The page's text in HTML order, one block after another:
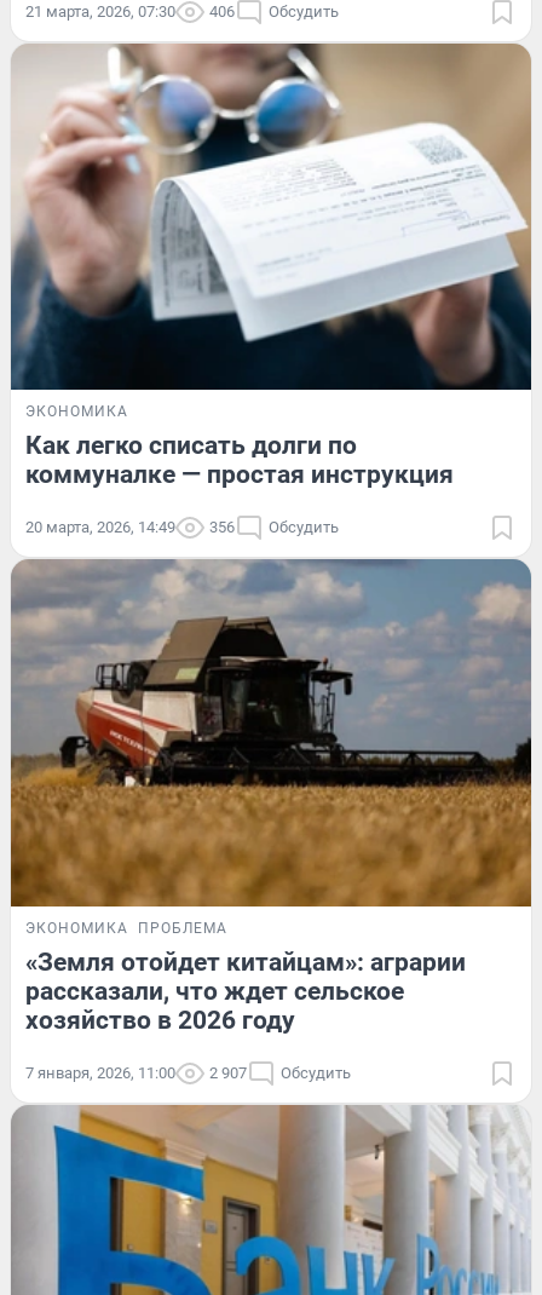
21 марта, 2026, 07:30 406 Обсудить
ЭКОНОМИКА
Как легко списать долги по
коммуналке — простая инструкция
20 марта, 2026, 14:49 356 Обсудить
ЭКОНОМИКА ПРОБЛЕМА
«Земля отойдет китайцам»: аграрии
рассказали, что ждет сельское
хозяйство в 2026 году
7 января, 2026, 11:00 2 907 Обсудить